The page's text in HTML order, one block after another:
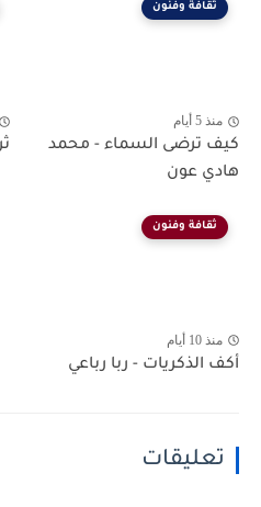
ثقافة وفنون
منذ 5 أيام
كيف ترضى السماء - محمد
هادي عون
ثقافة وفنون
منذ 10 أيام
أكف الذكريات - ربا رباعي
تعليقات